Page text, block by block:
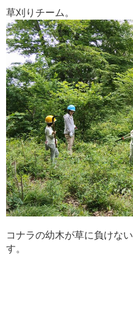
草刈りチーム。
コナラの幼木が草に負けな
す。